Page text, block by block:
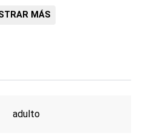
para amortiguación
tracción
MÁS
adulto